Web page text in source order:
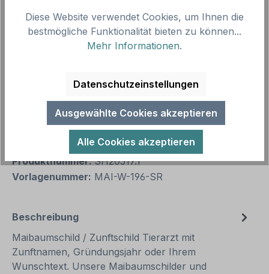
Zusammenfassung
Gesamtpreis
abweichende Endpreise möglich.
Produkt Anzahl: Gib den
1 In den Warenkorb
Produktnummer:SH20517.1
Vorlagenummer: MAI-W-196-SR
Beschreibung
Maibaumschild / Zunftschild Tierarzt mit
Zunftnamen, Gründungsjahr oder Ihrem
Wunschtext. Unsere Maibaumschilder und
Diese Website verwendet Cookies, um Ihnen die
bestmögliche Funktionalität bieten zu können...
Mehr Informationen.
Datenschutzeinstellungen
Ausgewählte Cookies akzeptieren
Alle Cookies akzeptieren